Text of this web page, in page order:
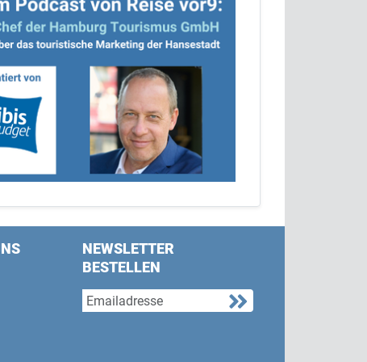
on Facebook
us on Twitter
NEWSLETTER
BESTELLEN